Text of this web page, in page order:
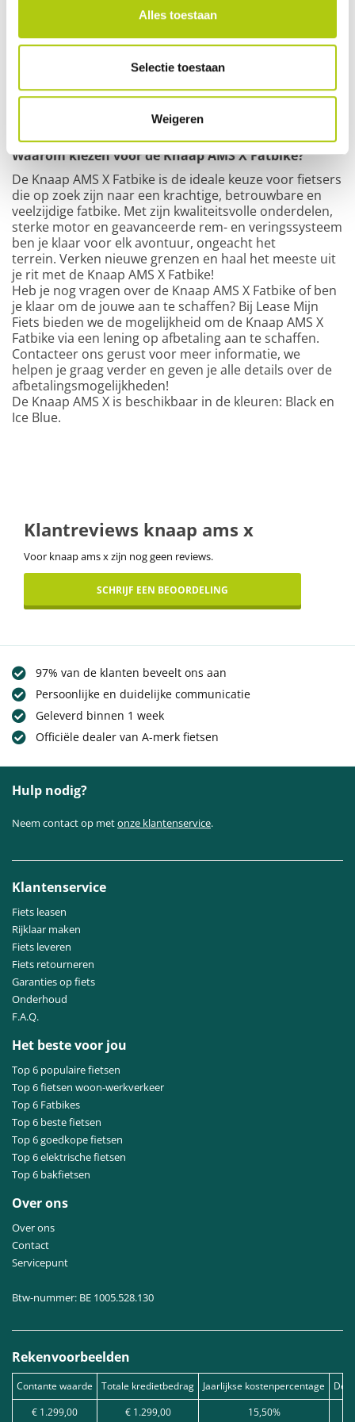
Alles toestaan
Selectie toestaan
Weigeren
De LCD-weergave op de Knaap AMS X toont je in real-
time informatie over je snelheid, accu-status en andere
belangrijke gegevens. Zo ben je altijd volledig op de
hoogte van je rit en energieverbruik. Dit maakt het
gemakkelijker om je ritten te plannen en optimaal te
Waarom kiezen voor de Knaap AMS X Fatbike?
De Knaap AMS X Fatbike is de ideale keuze voor fietsers
die op zoek zijn naar een krachtige, betrouwbare en
veelzijdige fatbike. Met zijn kwaliteitsvolle onderdelen,
sterke motor en geavanceerde rem- en veringssysteem
ben je klaar voor elk avontuur, ongeacht het
terrein. Verken nieuwe grenzen en haal het meeste uit
je rit met de Knaap AMS X Fatbike!
Heb je nog vragen over de Knaap AMS X Fatbike of ben
je klaar om de jouwe aan te schaffen? Bij Lease Mijn
Fiets bieden we de mogelijkheid om de Knaap AMS X
Fatbike via een lening op afbetaling aan te schaffen.
Contacteer ons gerust voor meer informatie, we
helpen je graag verder en geven je alle details over de
afbetalingsmogelijkheden!
De Knaap AMS X is beschikbaar in de kleuren: Black en
Ice Blue.
Klantreviews knaap ams x
Voor knaap ams x zijn nog geen reviews.
SCHRIJF EEN BEOORDELING
97% van de klanten beveelt ons aan
Persoonlijke en duidelijke communicatie
Geleverd binnen 1 week
Officiële dealer van A-merk fietsen
Hulp nodig?
Neem contact op metonze klantenservice.
Klantenservice
Fiets leasen
Rijklaar maken
Fiets leveren
Fiets retourneren
Garanties op fiets
Onderhoud
F.A.Q.
Het beste voor jou
Top 6 populaire fietsen
Top 6 fietsen woon-werkverkeer
Top 6 Fatbikes
Top 6 beste fietsen
Top 6 goedkope fietsen
Top 6 elektrische fietsen
Top 6 bakfietsen
Over ons
Over ons
Contact
Servicepunt
Btw-nummer: BE 1005.528.130
Rekenvoorbeelden
Contante waarde Totale kredietbedrag Jaarlijkse kostenpercentage
€ 1.299,00
€ 1.299,00 15,50%